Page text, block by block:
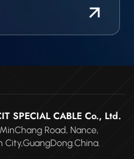
SPECIAL CABLE Co., Ltd.
MinChang Road, Nance,
City,GuangDong.China.